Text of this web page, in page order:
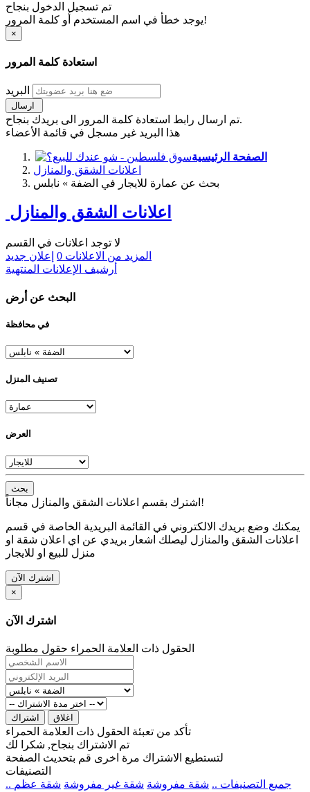
تم تسجيل الدخول بنجاح
يوجد خطأ في اسم المستخدم أو كلمة المرور!
×
استعادة كلمة المرور
البريد
تم ارسال رابط استعادة كلمة المرور الى بريدك بنجاح.
هذا البريد غير مسجل في قائمة الأعضاء
الصفحة الرئيسية
اعلانات الشقق والمنازل
بحث عن عمارة للايجار في الضفة » نابلس
اعلانات الشقق والمنازل
لا توجد اعلانات في القسم
المزيد من الاعلانات 0 إعلان جديد
أرشيف الإعلانات المنتهية
البحث عن أرض
في محافظة
تصنيف المنزل
العرض
بحث
اشترك بقسم اعلانات الشقق والمنازل مجاناً!
يمكنك وضع بريدك الالكتروني في القائمة البريدية الخاصة في قسم
اعلانات الشقق والمنازل ليصلك اشعار بريدي عن اي اعلان شقة او
منزل للبيع او للايجار
اشترك الآن
×
اشترك الآن
الحقول ذات العلامة الحمراء حقول مطلوبة
اشتراك اغلاق
تأكد من تعبئة الحقول ذات العلامة الحمراء
تم الاشتراك بنجاح, شكرا لك
لتستطيع الاشتراك مرة اخرى قم بتحديث الصفحة
التصنيفات
.. جميع التصنيفات .. شقة مفروشة شقة غير مفروشة شقة عظم